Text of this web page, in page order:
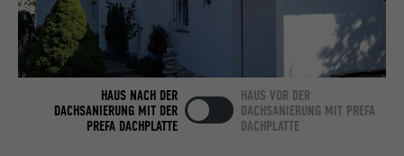
HAUS NACH DER
DACHSANIERUNG MIT DER
PREFA DACHPLATTE
HAUS VOR DER
DACHSANIERUNG MIT PREFA
DACHPLATTE
Laufzeit 2 Jahre
Verwendet vom Social-Networking-Dienst
LinkedIn für die Verfolgung der
Verwendung von eingebetteten
Dienstleistungen.